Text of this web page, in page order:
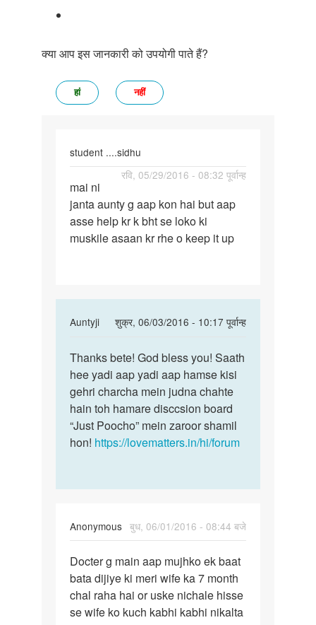
क्या आप इस जानकारी को उपयोगी पाते हैं?
हां नहीं
student ....sidhu
रवि, 05/29/2016 - 08:32 पूर्वान्ह
mai
ni
janta
aunty
mai ni
janta aunty g aap kon hai but aap
asse help kr k bht se loko ki
muskile asaan kr rhe o keep it up
Auntyji
शुक्र, 06/03/2016 - 10:17 पूर्वान्ह
In
to
mai
ni
janta
aunty
g
by
....sidhu
Thanks
bete!
God
bless
you!
Thanks bete! God bless you! Saath
hee yadi aap yadi aap hamse kisi
gehri charcha mein judna chahte
hain toh hamare disccsion board
“Just Poocho” mein zaroor shamil
hon! https://lovematters.in/hi/forum
Anonymous बुध, 06/01/2016 - 08:44 बजे
Docter
g
main
aap
Docter g main aap mujhko ek baat
bata dijiye ki meri wife ka 7 month
chal raha hai or uske nichale hisse
se wife ko kuch kabhi kabhi nikalta